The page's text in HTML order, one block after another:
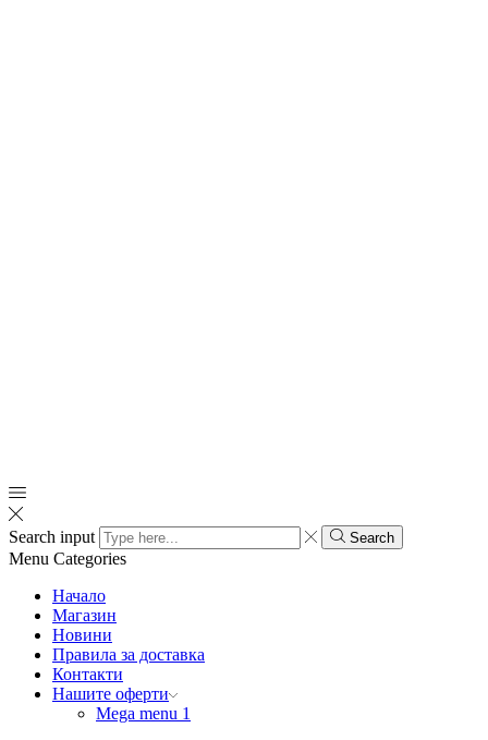
Search input Search
Menu Categories
Начало
Магазин
Новини
Правила за доставка
Контакти
Нашите оферти
Mega menu 1